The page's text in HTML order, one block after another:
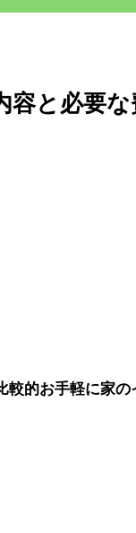
容と必要な
較的お手軽に家